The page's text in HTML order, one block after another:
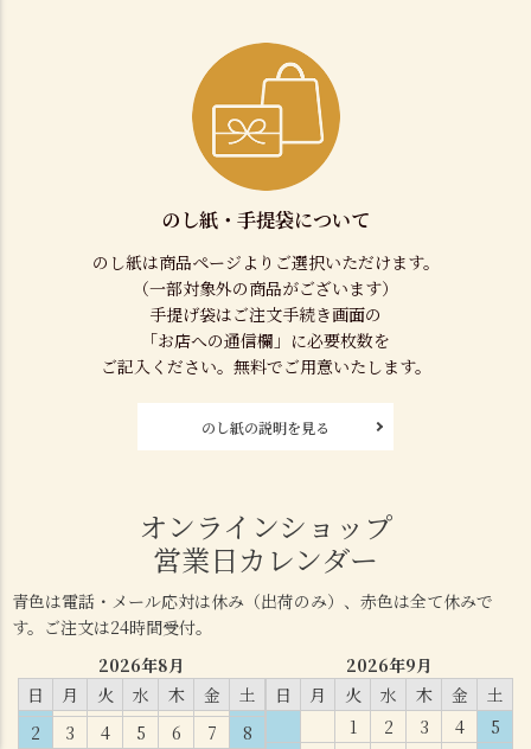
のし紙・手提袋について
のし紙は商品ページよりご選択いただけます。
（一部対象外の商品がございます）
手提げ袋はご注文手続き画面の
「お店への通信欄」に必要枚数を
ご記入ください。無料でご用意いたします。
のし紙の説明を見る
オンラインショップ
営業日カレンダー
青色は電話・メール応対は休み（出荷のみ）、赤色は全て休みで
す。ご注文は24時間受付。
2026年8月
日
月 火 水 木 金
土
2
3 4 5 6 7 8
2026年9月
日
月 火 水 木 金
土
1
2 3 4
5